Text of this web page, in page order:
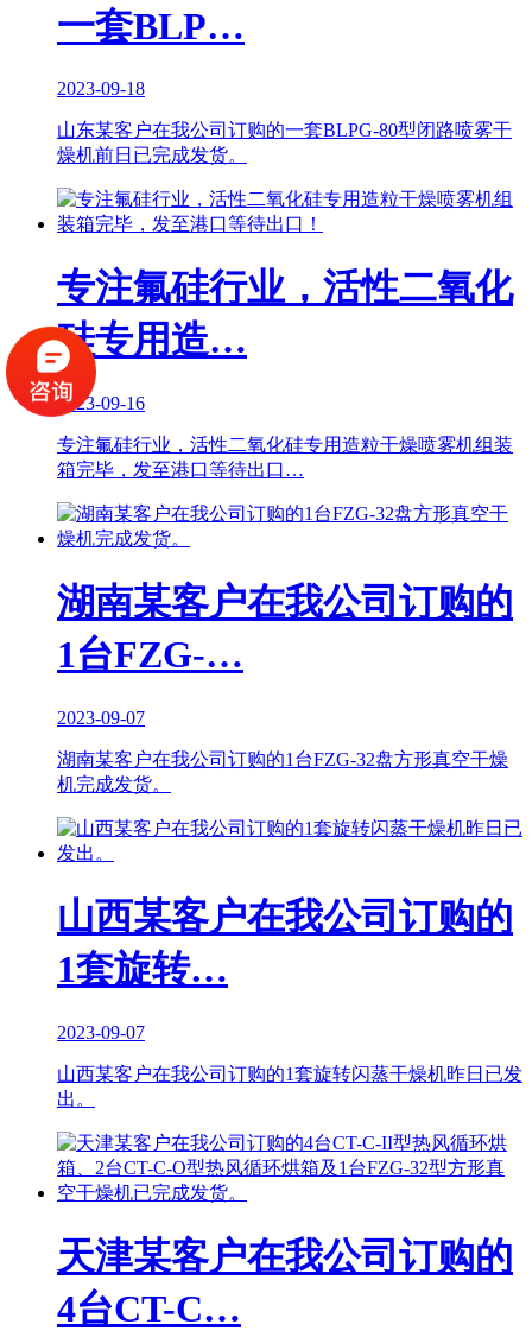
一套BLP…
2023-09-18
山东某客户在我公司订购的一套BLPG-80型闭路喷雾干
燥机前日已完成发货。
专注氟硅行业，活性二氧化
硅专用造…
2023-09-16
专注氟硅行业，活性二氧化硅专用造粒干燥喷雾机组装
箱完毕，发至港口等待出口…
湖南某客户在我公司订购的
1台FZG-…
2023-09-07
湖南某客户在我公司订购的1台FZG-32盘方形真空干燥
机完成发货。
山西某客户在我公司订购的
1套旋转…
2023-09-07
山西某客户在我公司订购的1套旋转闪蒸干燥机昨日已发
出。
天津某客户在我公司订购的
4台CT-C…